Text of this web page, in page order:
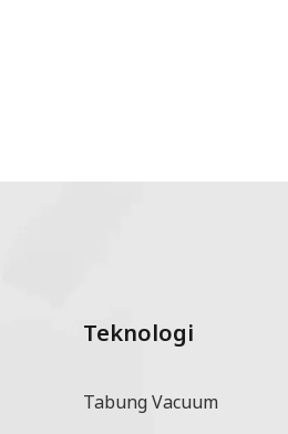
Teknologi
Tabung Vacuum